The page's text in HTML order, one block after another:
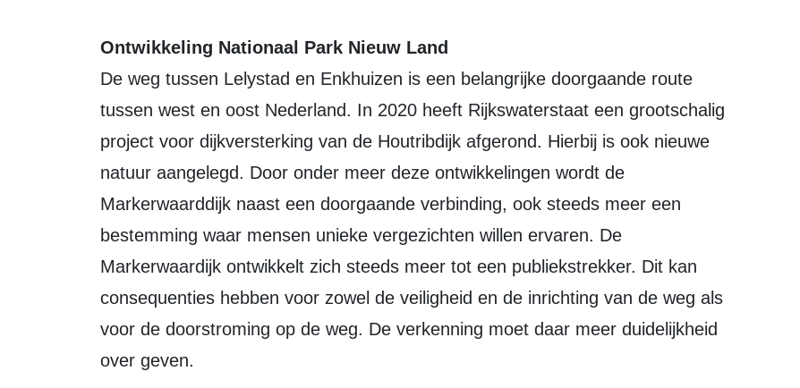
Ontwikkeling Nationaal Park Nieuw Land
De weg tussen Lelystad en Enkhuizen is een belangrijke doorgaande route
tussen west en oost Nederland. In 2020 heeft Rijkswaterstaat een grootschalig
project voor dijkversterking van de Houtribdijk afgerond. Hierbij is ook nieuwe
natuur aangelegd. Door onder meer deze ontwikkelingen wordt de
Markerwaarddijk naast een doorgaande verbinding, ook steeds meer een
bestemming waar mensen unieke vergezichten willen ervaren. De
Markerwaardijk ontwikkelt zich steeds meer tot een publiekstrekker. Dit kan
consequenties hebben voor zowel de veiligheid en de inrichting van de weg als
voor de doorstroming op de weg. De verkenning moet daar meer duidelijkheid
over geven.